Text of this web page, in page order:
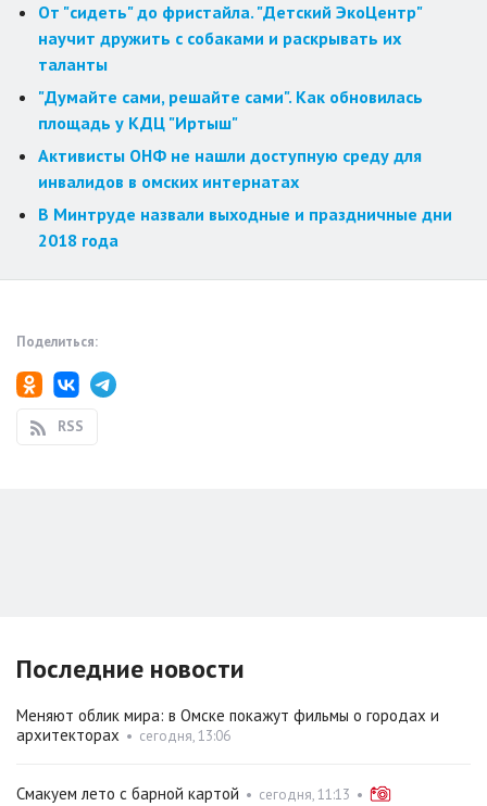
От "сидеть" до фристайла. "Детский ЭкоЦентр"
научит дружить с собаками и раскрывать их
таланты
"Думайте сами, решайте сами". Как обновилась
площадь у КДЦ "Иртыш"
Активисты ОНФ не нашли доступную среду для
инвалидов в омских интернатах
В Минтруде назвали выходные и праздничные дни
2018 года
Поделиться:
RSS
Последние новости
Меняют облик мира: в Омске покажут фильмы о городах и
архитекторах • сегодня, 13:06
Смакуем лето с барной картой • сегодня, 11:13 •